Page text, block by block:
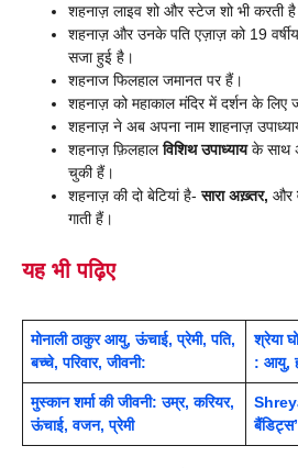
शहनाज़ लाइव शो और स्टेज शो भी करती
शहनाज़ और उनके पति एज़ाज़ को 19
सजा हुई है।
शहनाज फिलहाल जमानत पर हैं।
शहनाज़ को महाकाल मंदिर में दर्शन के लिए
शहनाज़ ने अब अपना नाम शाहनाज़
शहनाज़ फ़िलहालविशिथ उपाध्यायके साथ
चुकी हैं।
शहनाज़ की दो बेटियां है-सारा अख़्तर, और
गाती हैं।
यह भी पढ़िए
मोनाली ठाकुर आयु, ऊंचाई, प्रेमी, पति,
बच्चे, परिवार, जीवनी:
श्रेया
: आयु,
मुस्कान शर्मा की जीवनी: उम्र, करियर,
ऊंचाई, वजन, प्रेमी